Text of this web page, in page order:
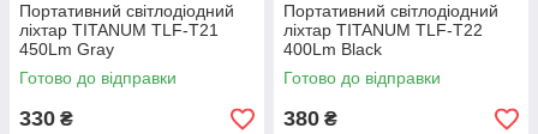
Портативний світлодіодний
ліхтар TITANUM TLF-T21
450Lm Gray
Готово до відправки
330 ₴
Портативний світлодіодний
ліхтар TITANUM TLF-T22
400Lm Black
Готово до відправки
380 ₴